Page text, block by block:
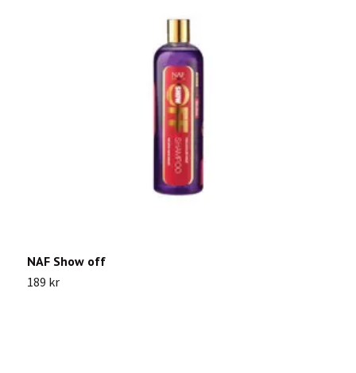
NAF Show off
189 kr